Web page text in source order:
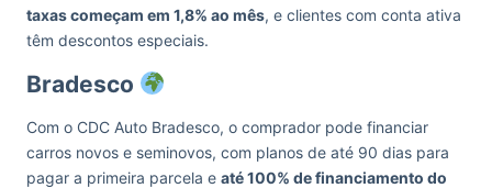
taxas começam em 1,8% ao mês, e clientes com conta ativa
têm descontos especiais.
Bradesco
Com o CDC Auto Bradesco, o comprador pode financiar
carros novos e seminovos, com planos de até 90 dias para
pagar a primeira parcela e até 100% de financiamento do